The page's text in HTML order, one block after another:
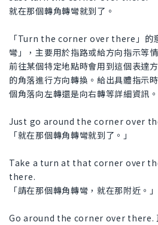
就在那個轉角轉彎就到了。
「Turn the corner over there」的
彎」，主要用於指路或給方向指示等
前往某個特定地點時會用到這個表達
的角落進行方向轉換。給出具體指示
個角落向左轉還是向右轉等詳細資訊。
Just go around the corner over
「就在那個轉角轉彎就到了。」
Take a turn at that corner over
there.
「請在那個轉角轉彎，就在那附近。」
Go around the corner over there.